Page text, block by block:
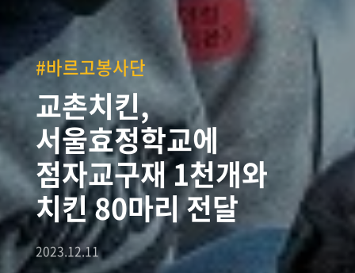
#바르고봉사단
교촌치킨,
서울효정학교에
점자교구재 1천개와
치킨 80마리 전달
2023.12.11